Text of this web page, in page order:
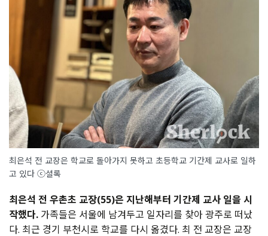
최은석 전 교장은 학교로 돌아가지 못하고 초등학교 기간제 교사로 일하
고 있다 ⓒ셜록
최은석 전 우촌초 교장(55)은 지난해부터 기간제 교사 일을 시
작했다. 가족들은 서울에 남겨두고 일자리를 찾아 광주로 떠났
다. 최근 경기 부천시로 학교를 다시 옮겼다. 최 전 교장은 교장